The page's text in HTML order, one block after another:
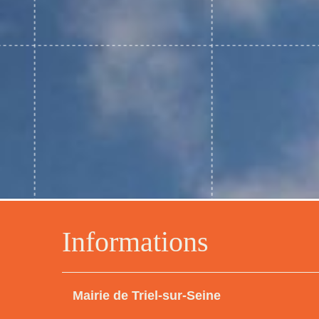
Informations
Mairie de Triel-sur-Seine